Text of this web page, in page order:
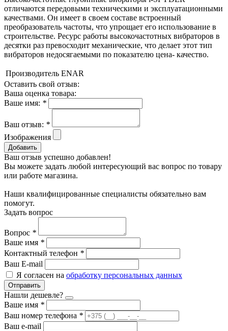
отличаются передовыми техническими и эксплуатационными
качествами. Он имеет в своем составе встроенный
преобразователь частоты, что упрощает его использование в
строительстве. Ресурс работы высокочастотных вибраторов в
десятки раз превосходит механические, что делает этот тип
вибраторов недосягаемыми по показателю цена- качество.
Производитель ENAR
Оставить свой отзыв:
Ваша оценка товара:
Ваше имя: *
Ваш отзыв: *
Изображения
Добавить
Ваш отзыв успешно добавлен!
Вы можете задать любой интересующий вас вопрос по товару
или работе магазина.
Наши квалифицированные специалисты обязательно вам
помогут.
Задать вопрос
Вопрос *
Ваше имя *
Контактный телефон *
Ваш E-mail
Я согласен на обработку персональных данных
Отправить
Нашли дешевле?
Ваше имя *
Ваш номер телефона *
Ваш e-mail